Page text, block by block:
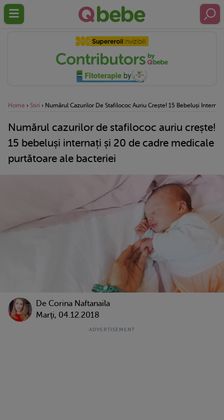
Home › Stiri › Numărul Cazurilor De Stafilococ Auriu Crește! 15 Bebeluși
Numărul cazurilor de stafilococ auriu crește!
15 bebeluși internați și 20 de cadre medicale
purtătoare ale bacteriei
De Corina Naftanaila
Marţi, 04.12.2018